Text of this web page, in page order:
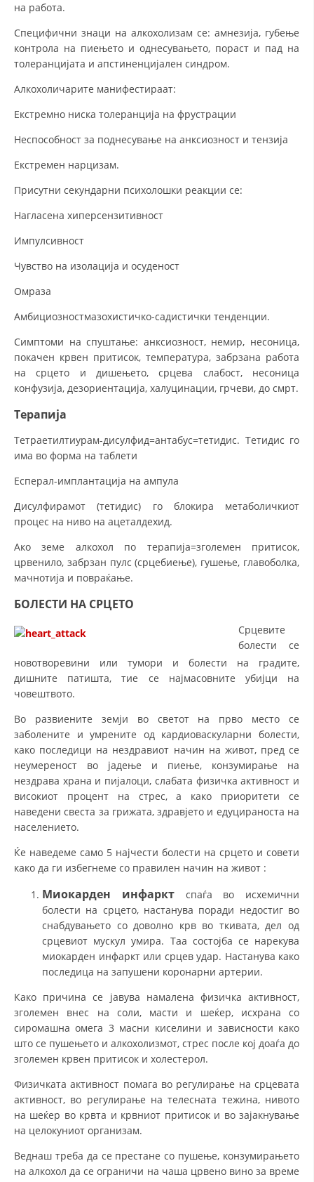
на работа.
Специфични знаци на алкохолизам се: амнезија, губење
контрола на пиењето и однесувањето, пораст и пад на
толеранцијата и апстиненцијален синдром.
Алкохоличарите манифестираат:
Екстремно ниска толеранција на фрустрации
Неспособност за поднесување на анксиозност и тензија
Екстремен нарцизам.
Присутни секундарни психолошки реакции се:
Нагласена хиперсензитивност
Импулсивност
Чувство на изолација и осуденост
Омраза
Амбициозностмазохистичко-садистички тенденции.
Симптоми на спуштање: анксиозност, немир, несоница,
покачен крвен притисок, температура, забрзана работа
на срцето и дишењето, срцева слабост, несоница
конфузија, дезориентација, халуцинации, грчеви, до смрт.
Терапија
Тетраетилтиурам-дисулфид=антабус=тетидис. Тетидис го
има во форма на таблети
Есперал-имплантација на ампула
Дисулфирамот (тетидис) го блокира метаболичкиот
процес на ниво на ацеталдехид.
Ако земе алкохол по терапија=зголемен притисок,
црвенило, забрзан пулс (срцебиење), гушење, главоболка,
мачнотија и повраќање.
БОЛЕСТИ НА СРЦЕТО
Срцевите
болести се
новотворевини или тумори и болести на градите,
дишните патишта, тие се најмасовните убијци на
човештвото.
Во развиените земји во светот на прво место се
заболените и умрените од кардиоваскуларни болести,
како последици на нездравиот начин на живот, пред се
неумереност во јадење и пиење, конзумирање на
нездрава храна и пијалоци, слабата физичка активност и
високиот процент на стрес, а како приоритети се
наведени свеста за грижата, здравјето и едуцираноста на
населението.
Ќе наведеме само 5 најчести болести на срцето и совети
како да ги избегнеме со правилен начин на живот :
Миокарден инфаркт
спаѓа во исхемични
болести на срцето, настанува поради недостиг во
снабдувањето со доволно крв во ткивата, дел од
срцевиот мускул умира. Таа состојба се нарекува
миокарден инфаркт или срцев удар. Настанува како
последица на запушени коронарни артерии.
Како причина се јавува намалена физичка активност,
зголемен внес на соли, масти и шеќер, исхрана со
сиромашна омега 3 масни киселини и зависности како
што се пушењето и алкохолизмот, стрес после кој доаѓа до
зголемен крвен притисок и холестерол.
Физичката активност помага во регулирање на срцевата
активност, во регулирање на телесната тежина, нивото
на шеќер во крвта и крвниот притисок и во зајакнување
на целокуниот организам.
Веднаш треба да се престане со пушење, конзумирањето
на алкохол да се ограничи на чаша црвено вино за време